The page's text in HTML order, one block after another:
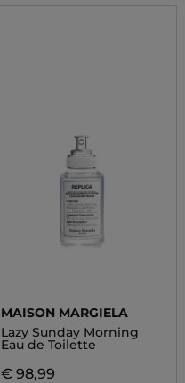
MAISON MARGIELA
Lazy Sunday Morning
Eau de Toilette
€ 98,99